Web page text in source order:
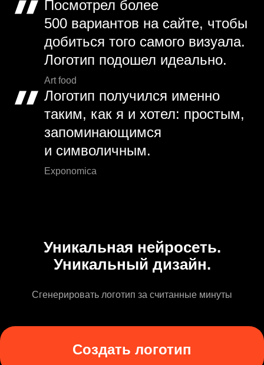
Посмотрел более
500 вариантов на сайте, чтобы
добиться того самого визуала.
Логотип подошел идеально.
Art food
Логотип получился именно
таким, как я и хотел: простым,
запоминающимся
и символичным.
Exponomica
Уникальная нейросеть.
Уникальный дизайн.
Сгенерировать логотип за считанные минуты
Создать логотип